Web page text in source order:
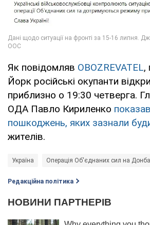
Як повідомляв OBOZREVATEL,
Йорк російські окупанти
приблизно о 19:30 четверга.
ОДА Павло Кириленко
пошкоджень, яких зазнали
жителів.
Україна Операція Об'єднаних сил на
Редакційна політика